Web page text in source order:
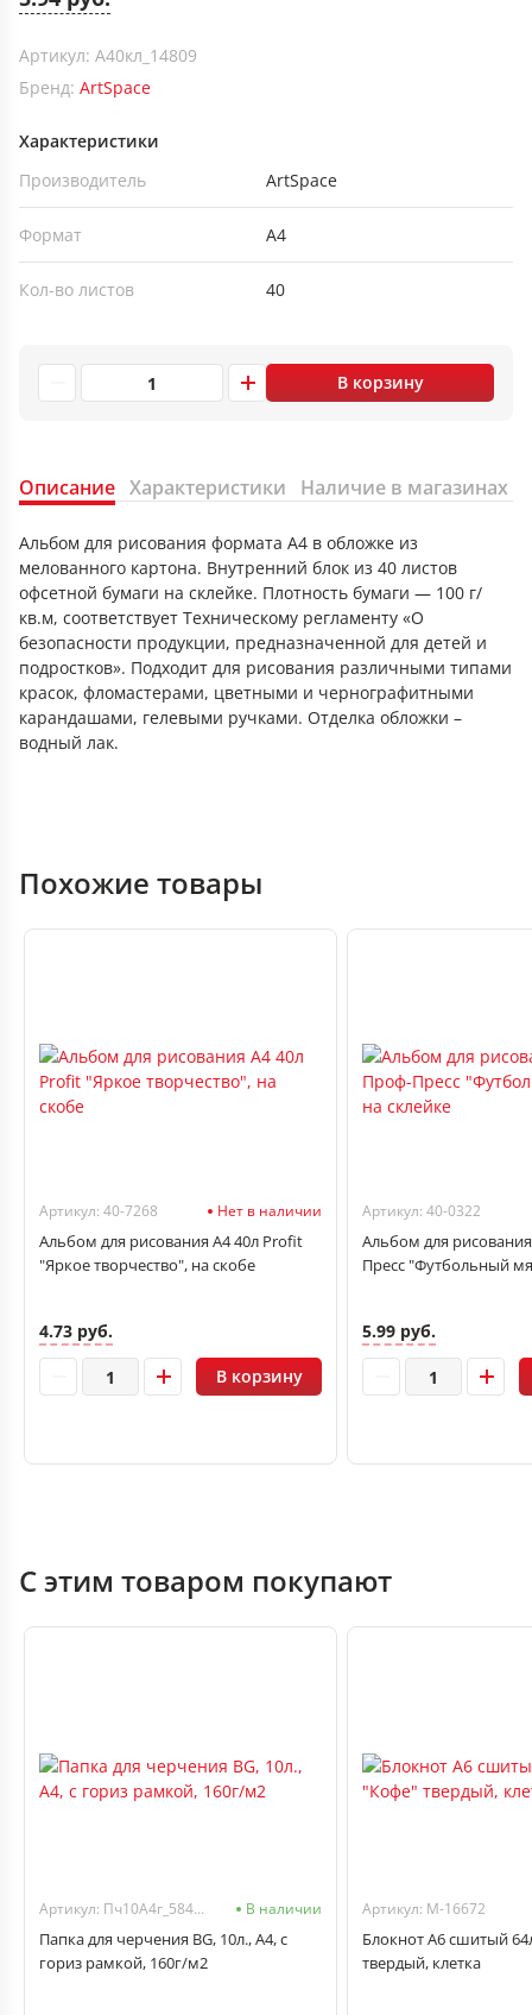
Артикул: А40кл_14809
Бренд: ArtSpace
Характеристики
Производитель
ArtSpace
Формат А4
Кол-во листов 40
В корзину
Описание Характеристики Наличие в магазинах
Альбом для рисования формата А4 в обложке из
мелованного картона. Внутренний блок из 40 листов
офсетной бумаги на склейке. Плотность бумаги — 100 г/
кв.м, соответствует Техническому регламенту «О
безопасности продукции, предназначенной для детей и
подростков». Подходит для рисования различными типами
красок, фломастерами, цветными и чернографитными
карандашами, гелевыми ручками. Отделка обложки –
водный лак.
Похожие товары
Артикул: 40-7268 Нет в наличии
Альбом для рисования А4 40л Profit
"Яркое творчество", на скобе
4.73 руб.
В корзину
Артикул: 40-0322
Альбом для
Пресс "Футбольный
5.99 руб.
С этим товаром покупают
Артикул: Пч10А4г_58484 В наличии
Папка для черчения BG, 10л., А4, с
гориз рамкой, 160г/м2
Артикул: M-16672
Блокнот А6 сшитый
твердый, клетка